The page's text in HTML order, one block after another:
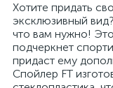
Хотите придать
эксклюзивный
что вам нужно!
подчеркнет
придаст ему
Спойлер FT